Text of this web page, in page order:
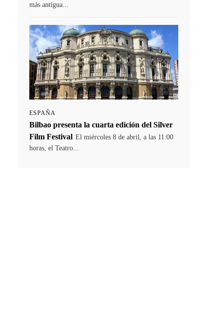
más antigua...
ESPAÑA
Bilbao presenta la cuarta edición del Silver
Film Festival El miércoles 8 de abril, a las 11:00
horas, el Teatro...